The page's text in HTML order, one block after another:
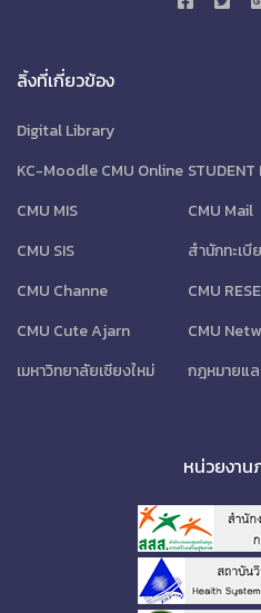
ลิ้งที่เกี่ยวข้อง
Digital Library
KC-Moodle CMU Online
CMU MIS
CMU SIS
CMU Channe
CMU Cute Ajarn
เมหาวิทยาลัยเชียงใหม่
STUDENT
CMU Mail
สำนักทะเ
CMU
CMU
กฎหมายแ
หน่วยงาน